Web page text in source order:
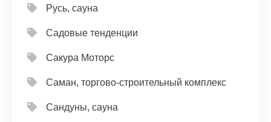
Русь, сауна
Садовые тенденции
Сакура Моторс
Саман, торгово-строительный комплекс
Сандуны, сауна